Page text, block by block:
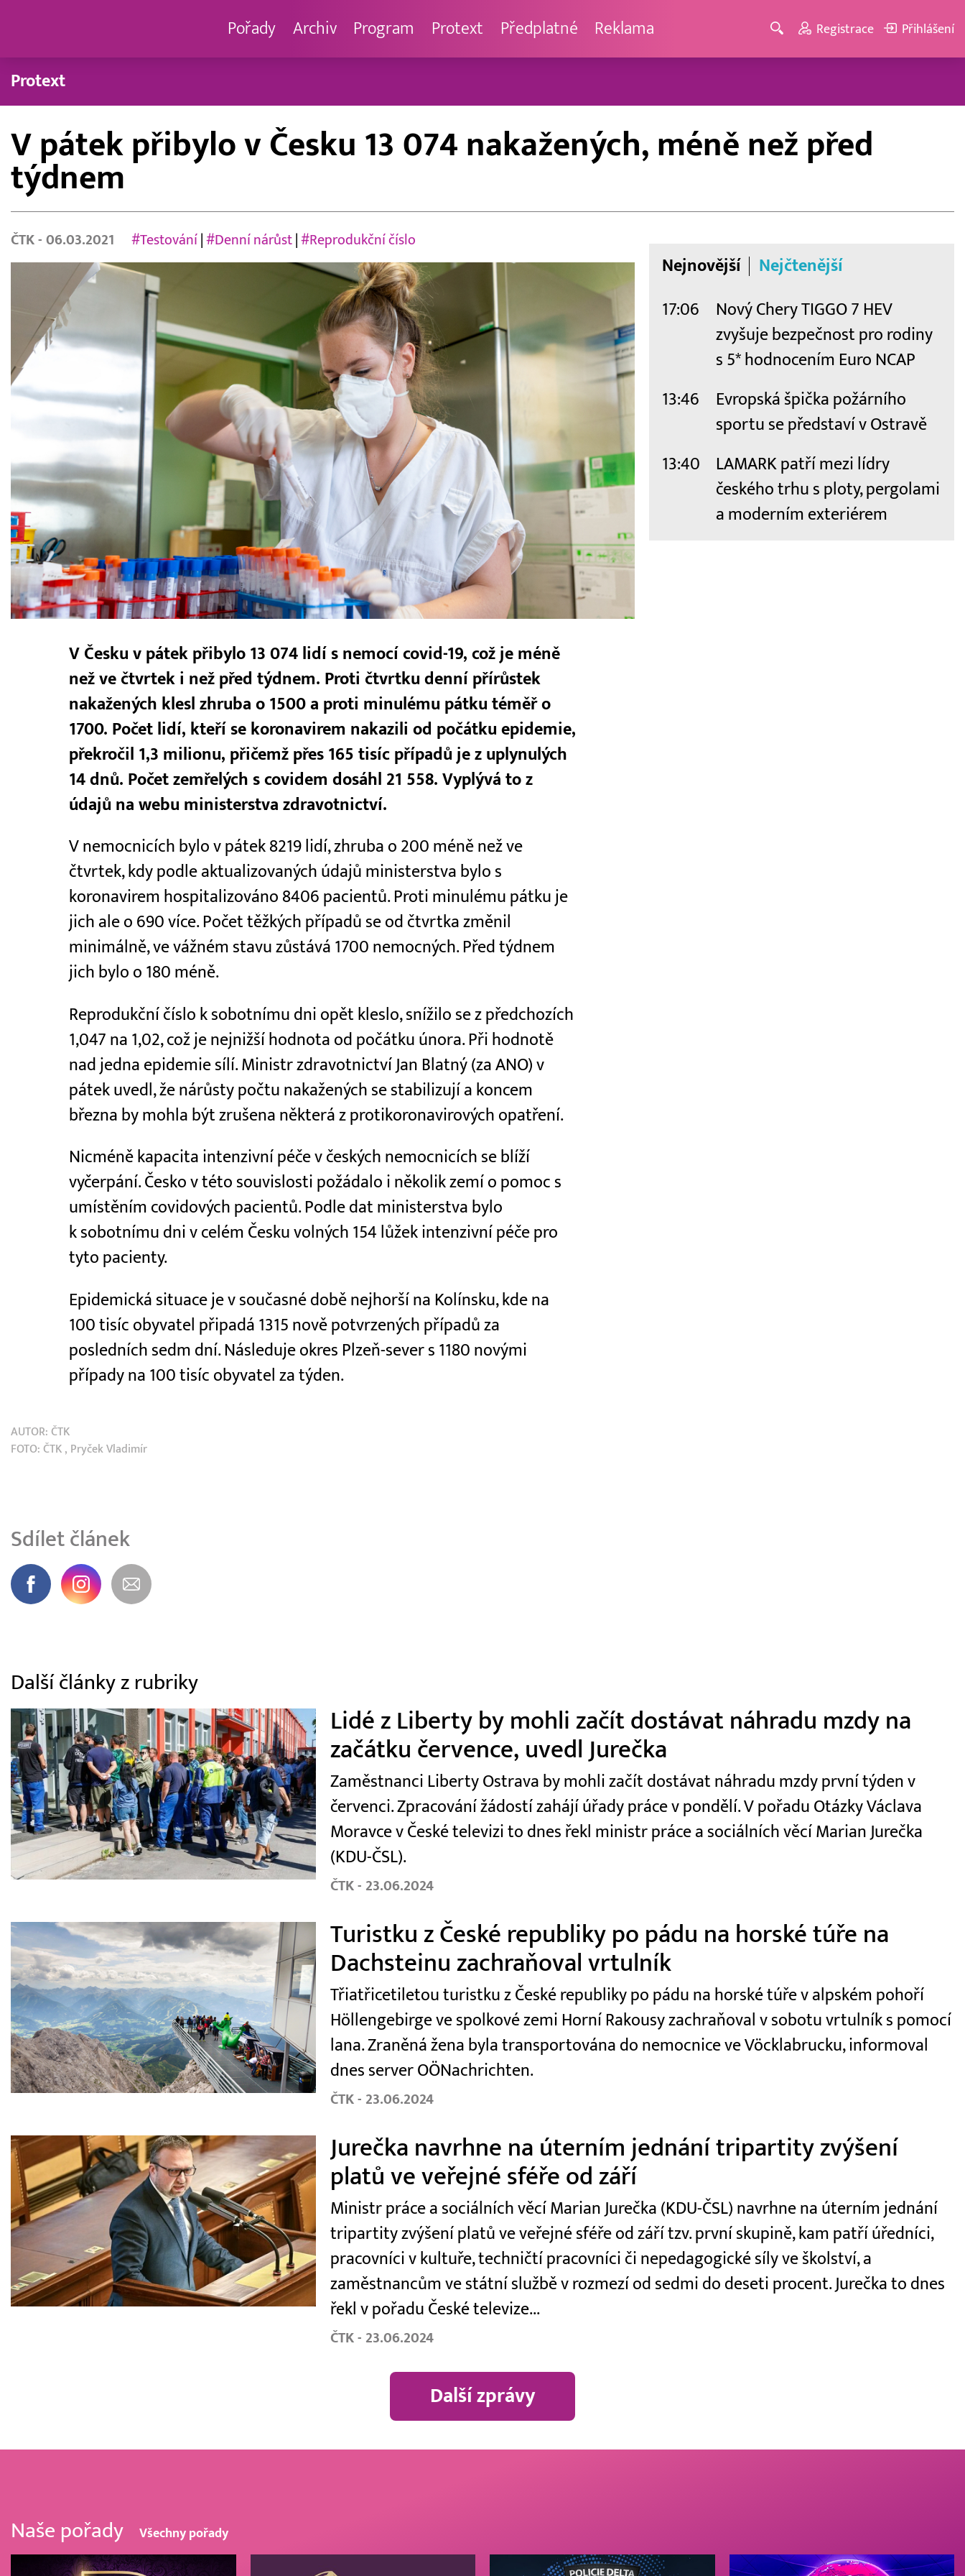
Pořady Archiv Program Protext Předplatné Reklama Registrace Přihlášení
Protext
V pátek přibylo v Česku 13 074 nakažených, méně než před
týdnem
ČTK - 06.03.2021 #Testování| #Denní nárůst| #Reprodukční číslo
V Česku v pátek přibylo 13 074 lidí s nemocí covid-19, což je méně
než ve čtvrtek i než před týdnem. Proti čtvrtku denní přírůstek
nakažených klesl zhruba o 1500 a proti minulému pátku téměř o
1700. Počet lidí, kteří se koronavirem nakazili od počátku epidemie,
překročil 1,3 milionu, přičemž přes 165 tisíc případů je z uplynulých
14 dnů. Počet zemřelých s covidem dosáhl 21 558. Vyplývá to z
údajů na webu ministerstva zdravotnictví.
V nemocnicích bylo v pátek 8219 lidí, zhruba o 200 méně než ve
čtvrtek, kdy podle aktualizovaných údajů ministerstva bylo s
koronavirem hospitalizováno 8406 pacientů. Proti minulému pátku je
jich ale o 690 více. Počet těžkých případů se od čtvrtka změnil
minimálně, ve vážném stavu zůstává 1700 nemocných. Před týdnem
jich bylo o 180 méně.
Reprodukční číslo k sobotnímu dni opět kleslo, snížilo se z předchozích
1,047 na 1,02, což je nejnižší hodnota od počátku února. Při hodnotě
nad jedna epidemie sílí. Ministr zdravotnictví Jan Blatný (za ANO) v
pátek uvedl, že nárůsty počtu nakažených se stabilizují a koncem
března by mohla být zrušena některá z protikoronavirových opatření.
Nicméně kapacita intenzivní péče v českých nemocnicích se blíží
vyčerpání. Česko v této souvislosti požádalo i několik zemí o pomoc s
umístěním covidových pacientů. Podle dat ministerstva bylo
k sobotnímu dni v celém Česku volných 154 lůžek intenzivní péče pro
tyto pacienty.
Epidemická situace je v současné době nejhorší na Kolínsku, kde na
100 tisíc obyvatel připadá 1315 nově potvrzených případů za
posledních sedm dní. Následuje okres Plzeň-sever s 1180 novými
případy na 100 tisíc obyvatel za týden.
AUTOR: ČTK
FOTO: ČTK , Pryček Vladimír
Sdílet článek
Nejnovější Nejčtenější
17:06
Nový Chery TIGGO 7 HEV
zvyšuje bezpečnost pro rodiny
s 5* hodnocením Euro NCAP
13:46
Evropská špička požárního
sportu se představí v Ostravě
13:40
LAMARK patří mezi lídry
českého trhu s ploty, pergolami
a moderním exteriérem
Další články z rubriky
Lidé z Liberty by mohli začít dostávat náhradu mzdy na
začátku července, uvedl Jurečka
Zaměstnanci Liberty Ostrava by mohli začít dostávat náhradu mzdy první týden v
červenci. Zpracování žádostí zahájí úřady práce v pondělí. V pořadu Otázky Václava
Moravce v České televizi to dnes řekl ministr práce a sociálních věcí Marian Jurečka
(KDU-ČSL).
ČTK - 23.06.2024
Turistku z České republiky po pádu na horské túře na
Dachsteinu zachraňoval vrtulník
Třiatřicetiletou turistku z České republiky po pádu na horské túře v alpském pohoří
Höllengebirge ve spolkové zemi Horní Rakousy zachraňoval v sobotu vrtulník s pomocí
lana. Zraněná žena byla transportována do nemocnice ve Vöcklabrucku, informoval
dnes server OÖNachrichten.
ČTK - 23.06.2024
Jurečka navrhne na úterním jednání tripartity zvýšení
platů ve veřejné sféře od září
Ministr práce a sociálních věcí Marian Jurečka (KDU-ČSL) navrhne na úterním jednání
tripartity zvýšení platů ve veřejné sféře od září tzv. první skupině, kam patří úředníci,
pracovníci v kultuře, techničtí pracovníci či nepedagogické síly ve školství, a
zaměstnancům ve státní službě v rozmezí od sedmi do deseti procent. Jurečka to dnes
řekl v pořadu České televize...
ČTK - 23.06.2024
Další zprávy
Naše pořady Všechny pořady